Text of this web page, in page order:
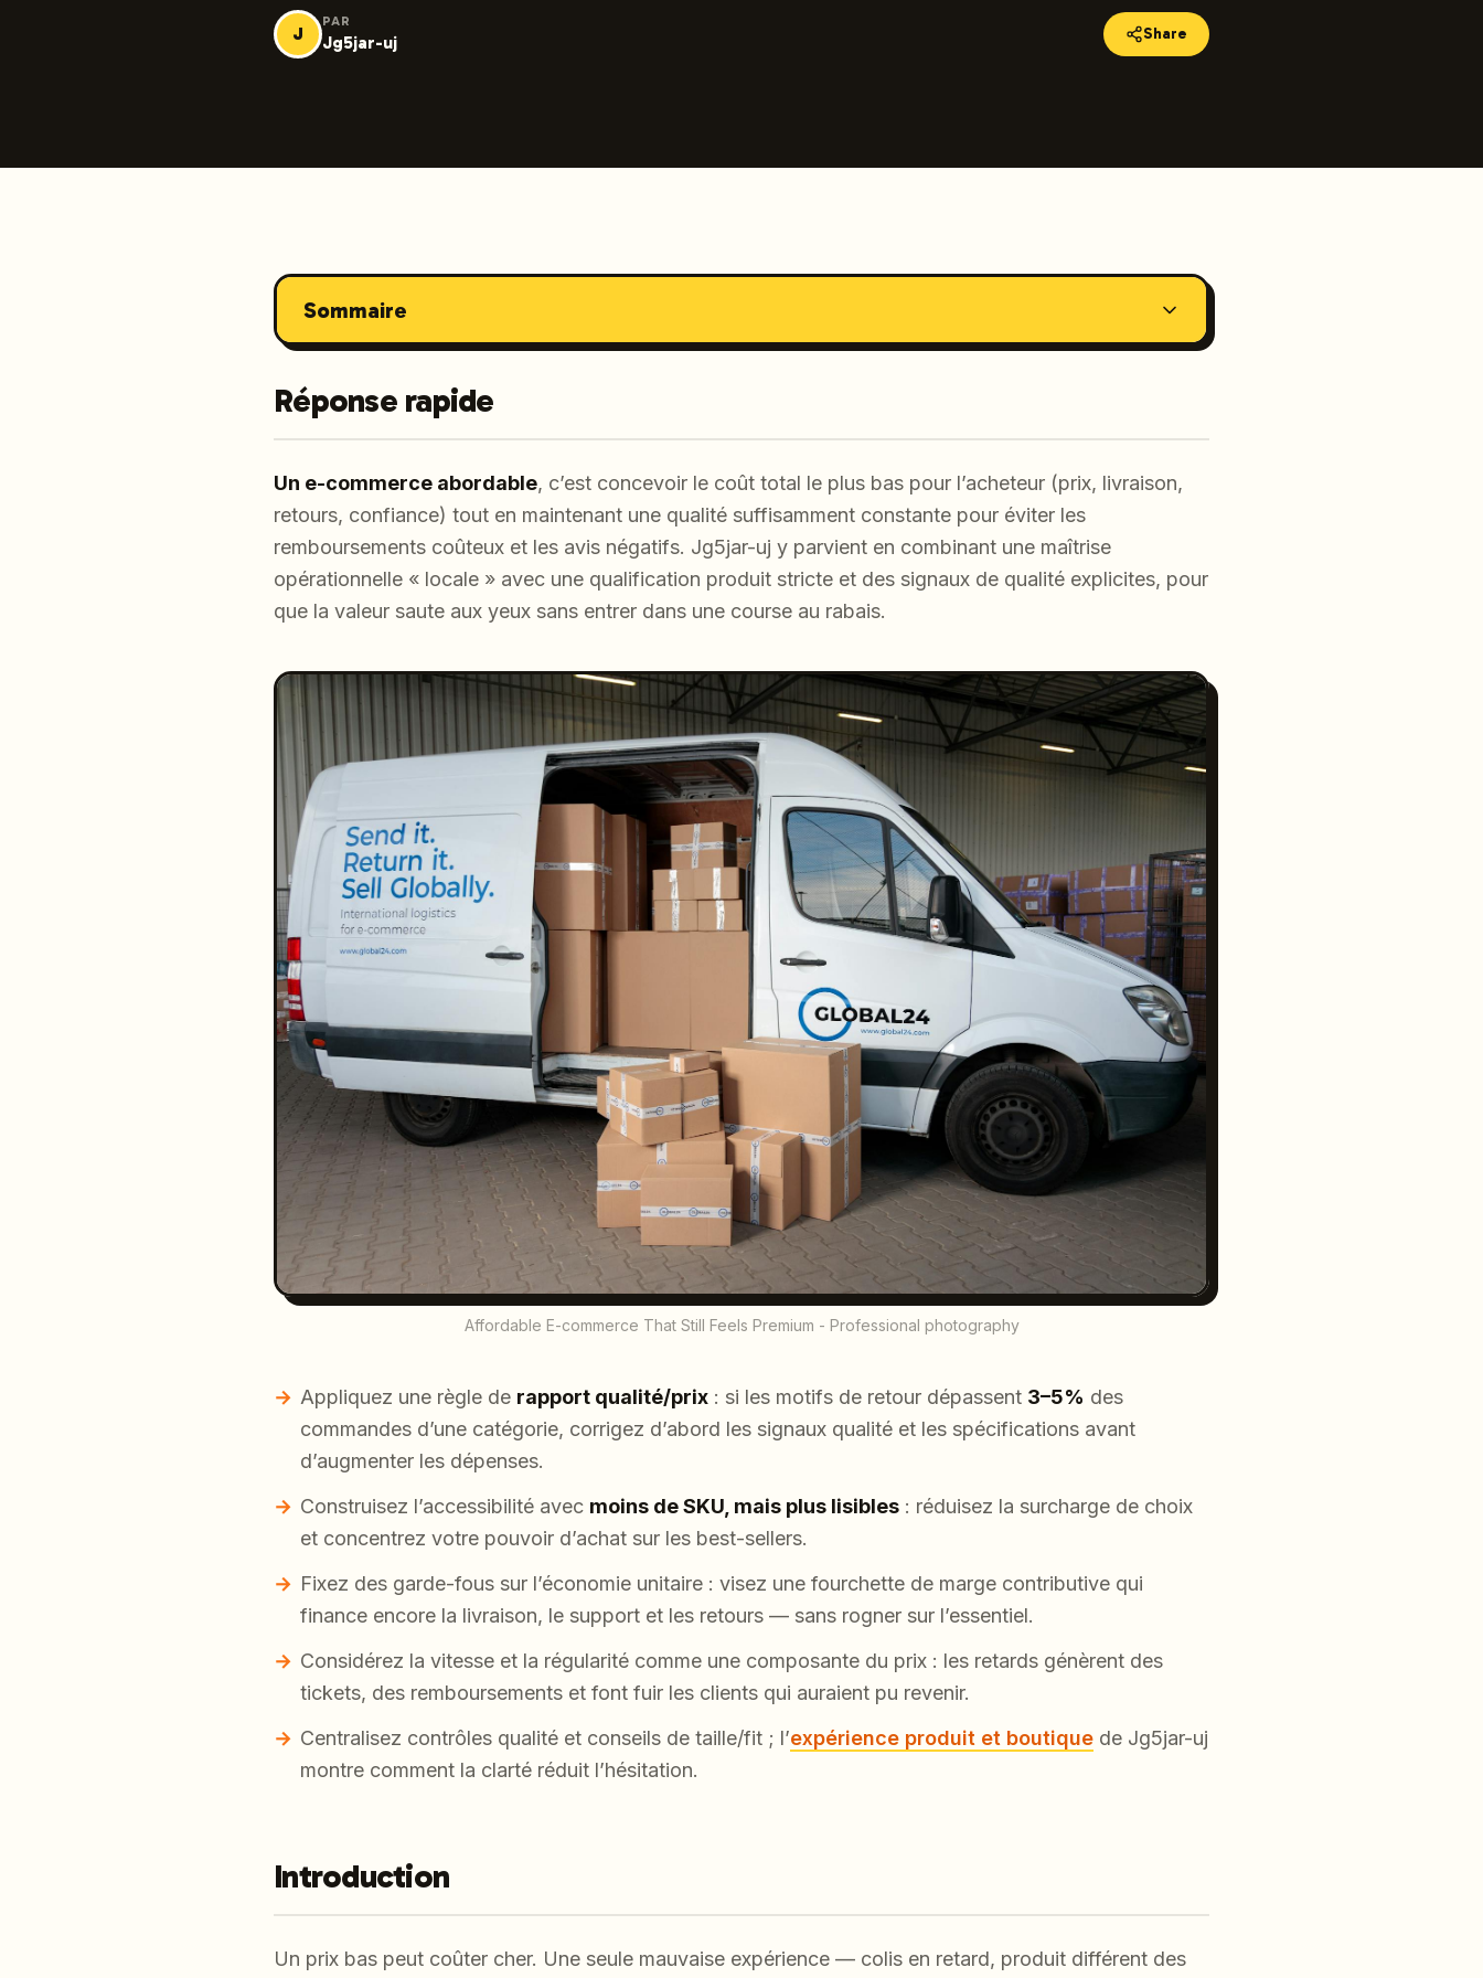
J
PAR
Jg5jar-uj Share
Sommaire
Réponse rapide
Un e-commerce abordable, c’est concevoir le coût total le plus bas pour l’acheteur (prix, livraison,
retours, confiance) tout en maintenant une qualité suffisamment constante pour éviter les
remboursements coûteux et les avis négatifs. Jg5jar-uj y parvient en combinant une maîtrise
opérationnelle « locale » avec une qualification produit stricte et des signaux de qualité explicites, pour
que la valeur saute aux yeux sans entrer dans une course au rabais.
Affordable E-commerce That Still Feels Premium - Professional photography
Appliquez une règle de rapport qualité/prix : si les motifs de retour dépassent 3–5% des
commandes d’une catégorie, corrigez d’abord les signaux qualité et les spécifications avant
d’augmenter les dépenses.
Construisez l’accessibilité avec moins de SKU, mais plus lisibles : réduisez la surcharge de choix
et concentrez votre pouvoir d’achat sur les best-sellers.
Fixez des garde-fous sur l’économie unitaire : visez une fourchette de marge contributive qui
finance encore la livraison, le support et les retours — sans rogner sur l’essentiel.
Considérez la vitesse et la régularité comme une composante du prix : les retards génèrent des
tickets, des remboursements et font fuir les clients qui auraient pu revenir.
Centralisez contrôles qualité et conseils de taille/fit ; l’expérience produit et boutique de Jg5jar-uj
montre comment la clarté réduit l’hésitation.
Introduction
Un prix bas peut coûter cher. Une seule mauvaise expérience — colis en retard, produit différent des